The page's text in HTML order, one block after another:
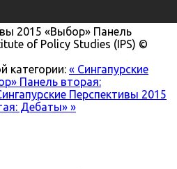
2015 «Выбор» Панель
of Policy Studies (IPS) ©
категории: « Сингапурские
Панель вторая:
Перспективы 2015
Дебаты» »